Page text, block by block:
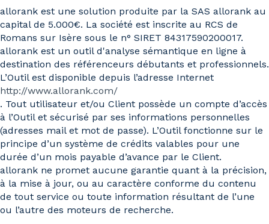
allorank est une solution produite par la SAS allorank au
capital de 5.000€. La société est inscrite au RCS de
Romans sur Isère sous le n° SIRET 84317590200017.
allorank est un outil d'analyse sémantique en ligne à
destination des référenceurs débutants et professionnels.
L’Outil est disponible depuis l’adresse Internet
http://www.allorank.com/
. Tout utilisateur et/ou Client possède un compte d’accès
à l’Outil et sécurisé par ses informations personnelles
(adresses mail et mot de passe). L’Outil fonctionne sur le
principe d’un système de crédits valables pour une
durée d’un mois payable d’avance par le Client.
allorank ne promet aucune garantie quant à la précision,
à la mise à jour, ou au caractère conforme du contenu
de tout service ou toute information résultant de l’une
ou l’autre des moteurs de recherche.